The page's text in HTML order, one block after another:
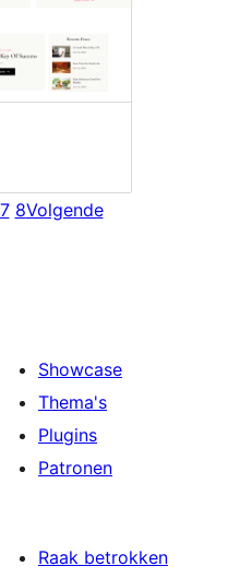
7 8Volgende
Showcase
Thema's
Plugins
Patronen
Raak betrokken